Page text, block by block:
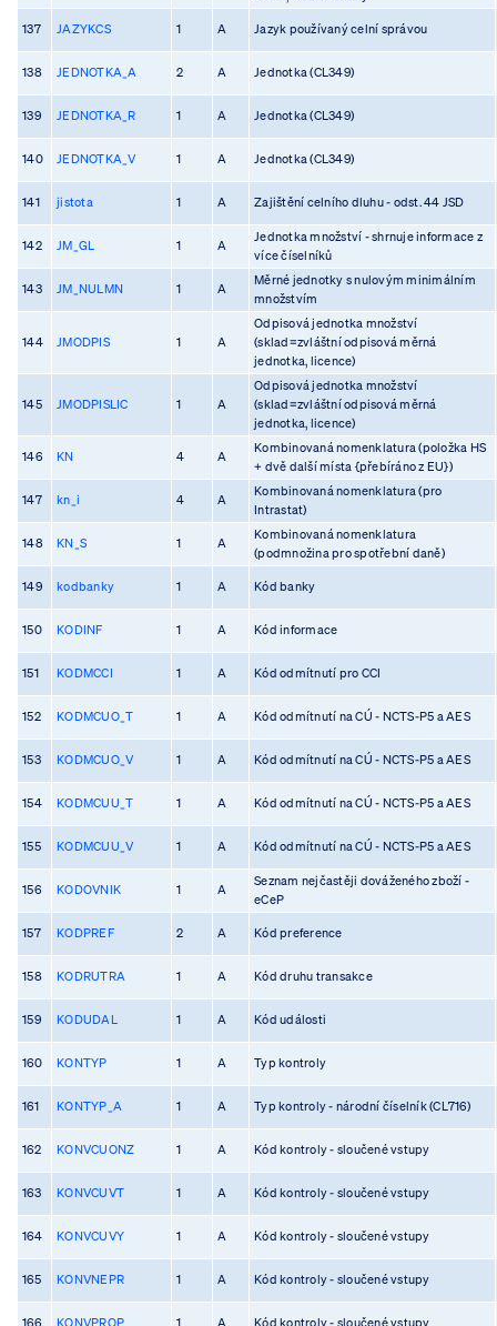
137 JAZYKCS 1 A Jazyk používaný celní správou
138 JEDNOTKA_A 2 A Jednotka (CL349)
139 JEDNOTKA_R 1 A Jednotka (CL349)
140 JEDNOTKA_V 1 A Jednotka (CL349)
141 jistota 1 A Zajištění celního dluhu - odst. 44 JSD
142 JM_GL 1 A
Jednotka množství - shrnuje informace z
více číselníků
143 JM_NULMN 1 A
Měrné jednotky s nulovým minimálním
množstvím
144 JMODPIS 1 A
Odpisová jednotka množství
(sklad=zvláštní odpisová měrná
jednotka, licence)
145 JMODPISLIC 1 A
Odpisová jednotka množství
(sklad=zvláštní odpisová měrná
jednotka, licence)
146 KN 4 A
Kombinovaná nomenklatura (položka HS
+ dvě další místa {přebíráno z EU})
147 kn_i 4 A
Kombinovaná nomenklatura (pro
Intrastat)
148 KN_S 1 A
Kombinovaná nomenklatura
(podmnožina pro spotřební daně)
149 kodbanky 1 A Kód banky
150 KODINF 1 A Kód informace
151 KODMCCI 1 A Kód odmítnutí pro CCI
152 KODMCUO_T 1 A Kód odmítnutí na CÚ - NCTS-P5 a AES
153 KODMCUO_V 1 A Kód odmítnutí na CÚ - NCTS-P5 a AES
154 KODMCUU_T 1 A Kód odmítnutí na CÚ - NCTS-P5 a AES
155 KODMCUU_V 1 A Kód odmítnutí na CÚ - NCTS-P5 a AES
156 KODOVNIK 1 A
Seznam nejčastěji dováženého zboží -
eCeP
157 KODPREF 2 A Kód preference
158 KODRUTRA 1 A Kód druhu transakce
159 KODUDAL 1 A Kód události
160 KONTYP 1 A Typ kontroly
161 KONTYP_A 1 A Typ kontroly - národní číselník (CL716)
162 KONVCUONZ 1 A Kód kontroly - sloučené vstupy
163 KONVCUVT 1 A Kód kontroly - sloučené vstupy
164 KONVCUVY 1 A Kód kontroly - sloučené vstupy
165 KONVNEPR 1 A Kód kontroly - sloučené vstupy
166 KONVPROP 1 A Kód kontroly - sloučené vstupy